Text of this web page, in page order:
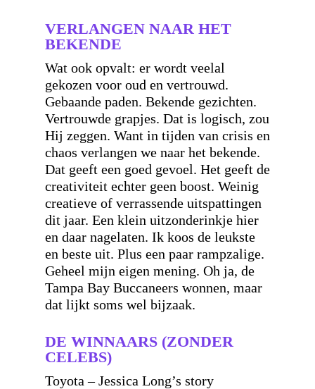
VERLANGEN NAAR HET
BEKENDE
Wat ook opvalt: er wordt veelal
gekozen voor oud en vertrouwd.
Gebaande paden. Bekende gezichten.
Vertrouwde grapjes. Dat is logisch, zou
Hij zeggen. Want in tijden van crisis en
chaos verlangen we naar het bekende.
Dat geeft een goed gevoel. Het geeft de
creativiteit echter geen boost. Weinig
creatieve of verrassende uitspattingen
dit jaar. Een klein uitzonderinkje hier
en daar nagelaten. Ik koos de leukste
en beste uit. Plus een paar rampzalige.
Geheel mijn eigen mening. Oh ja, de
Tampa Bay Buccaneers wonnen, maar
dat lijkt soms wel bijzaak.
DE WINNAARS (ZONDER
CELEBS)
Toyota – Jessica Long’s story